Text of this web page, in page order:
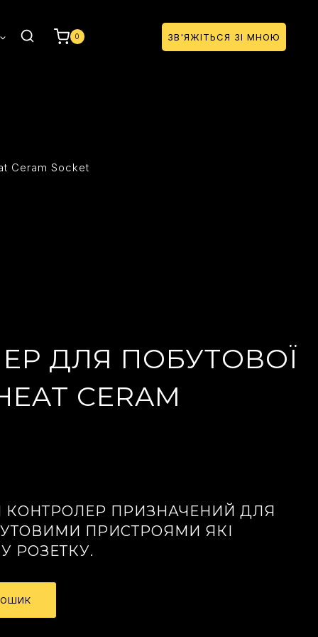
0 ЗВ'ЯЖІТЬСЯ ЗІ МНОЮ
Ceram Socket
ДЛЯ ПОБУТОВОЇ
CERAM
КОНТРОЛЕР ПРИЗНАЧЕНИЙ ДЛЯ
ПРИСТРОЯМИ ЯКІ
РОЗЕТКУ.